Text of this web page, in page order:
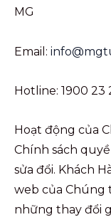
MG
Email:
Hotline: 1900 23
Hoạt động của
Chính sách
sửa đổi. Khách
web của Chúng
những thay đổi